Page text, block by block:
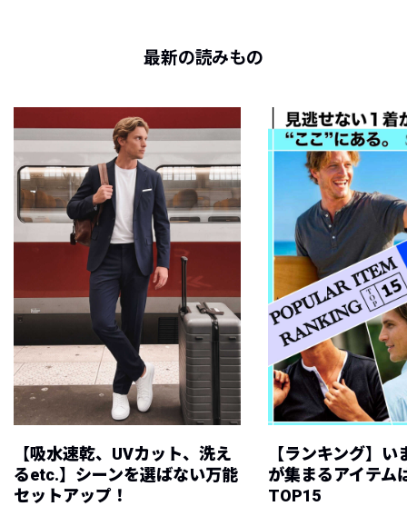
最新の読みもの
【吸水速乾、UVカット、洗え
るetc.】シーンを選ばない万能
セットアップ！
【ランキング】
が集まるアイテム
TOP15